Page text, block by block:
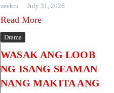
zeekru July 31, 2026
Read More
Drama
WASAK ANG LOOB
NG ISANG SEAMAN
NANG MAKITA ANG